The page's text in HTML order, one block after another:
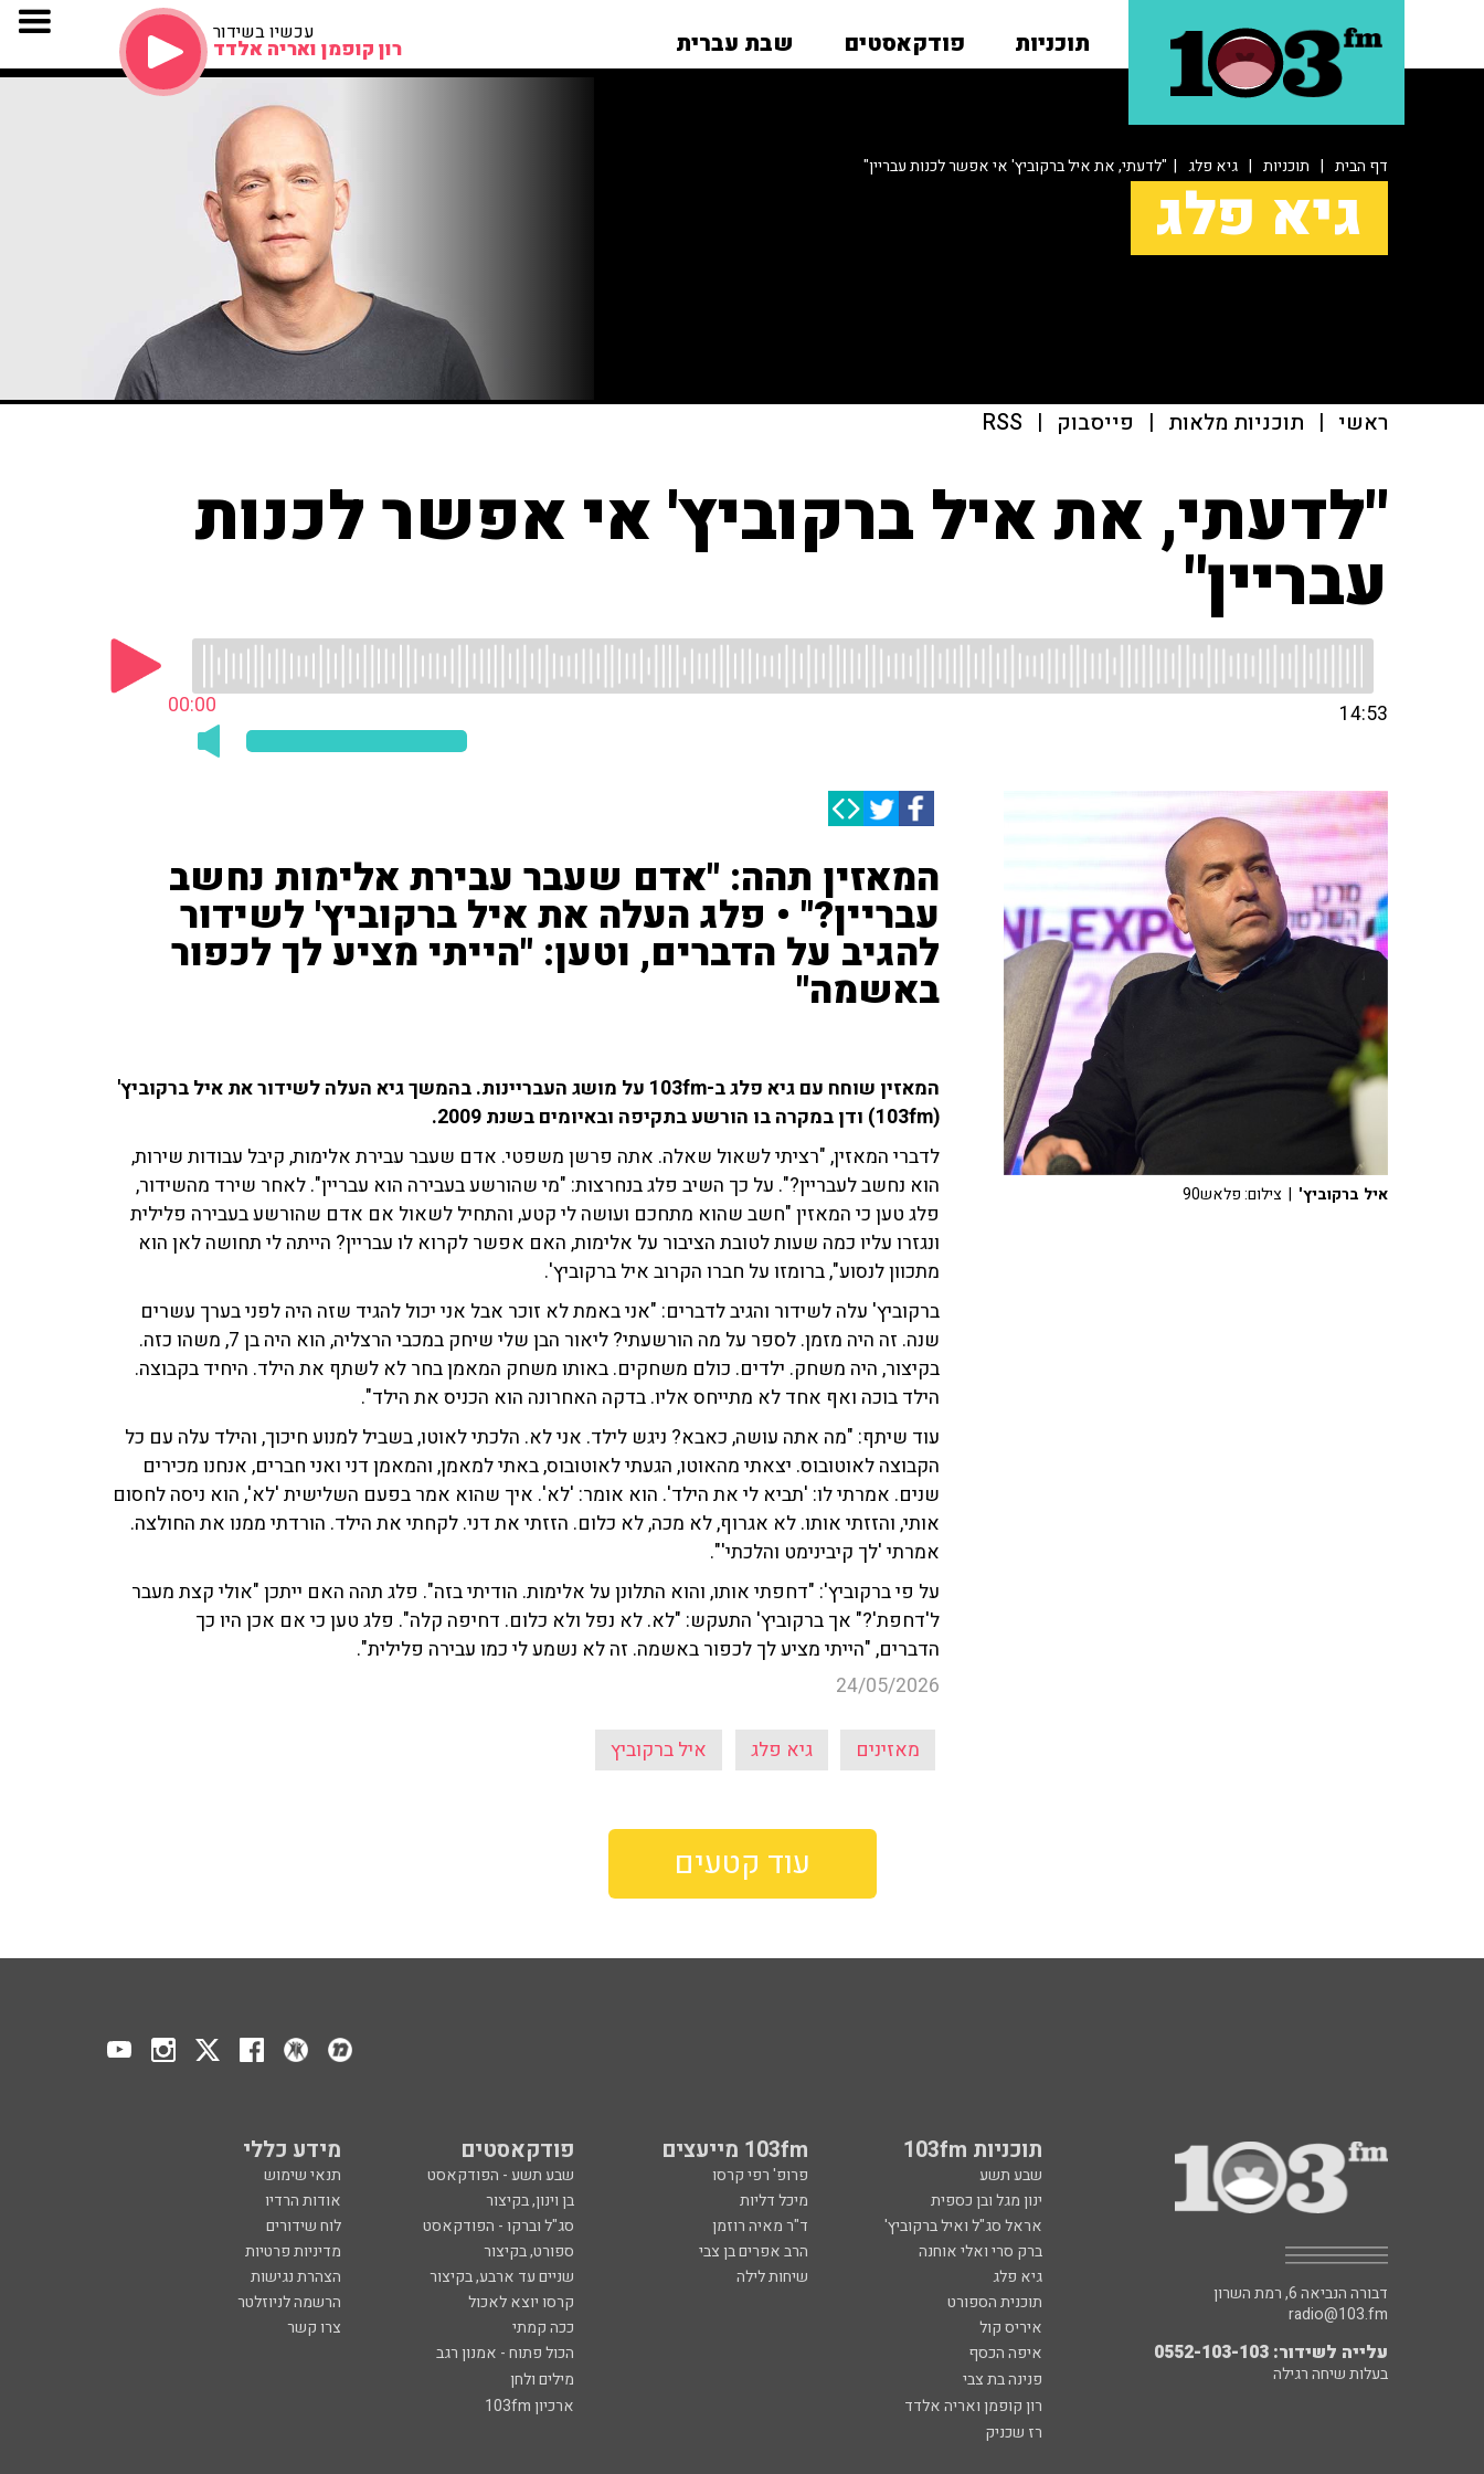
תוכניות פודקאסטים שבת עברית עכשיו בשידור
רון קופמן ואריה אלדד
דף הבית | תוכניות | גיא פלג | "לדעתי, את איל ברקוביץ' אי אפשר לכנות עבריין"
גיא פלג
ראשי | תוכניות מלאות | פייסבוק |
RSS
"לדעתי, את איל ברקוביץ' אי אפשר לכנות
עבריין"
00:00 14:53
המאזין תהה: "אדם שעבר עבירת אלימות נחשב
עבריין?" • פלג העלה את איל ברקוביץ' לשידור
להגיב על הדברים, וטען: "הייתי מציע לך לכפור
באשמה"
המאזין שוחח עם גיא פלג ב-103fm על מושג העבריינות. בהמשך גיא העלה לשידור את איל ברקוביץ'
(103fm) ודן במקרה בו הורשע בתקיפה ובאיומים בשנת 2009.
לדברי המאזין, "רציתי לשאול שאלה. אתה פרשן משפטי. אדם שעבר עבירת אלימות, קיבל עבודות שירות,
הוא נחשב לעבריין?". על כך השיב פלג בנחרצות: "מי שהורשע בעבירה הוא עבריין". לאחר שירד מהשידור,
פלג טען כי המאזין "חשב שהוא מתחכם ועושה לי קטע, והתחיל לשאול אם אדם שהורשע בעבירה פלילית
ונגזרו עליו כמה שעות לטובת הציבור על אלימות, האם אפשר לקרוא לו עבריין? הייתה לי תחושה לאן הוא
מתכוון לנסוע", ברומזו על חברו הקרוב איל ברקוביץ'.
ברקוביץ' עלה לשידור והגיב לדברים: "אני באמת לא זוכר אבל אני יכול להגיד שזה היה לפני בערך עשרים
שנה. זה היה מזמן. לספר על מה הורשעתי? ליאור הבן שלי שיחק במכבי הרצליה, הוא היה בן 7, משהו כזה.
בקיצור, היה משחק. ילדים. כולם משחקים. באותו משחק המאמן בחר לא לשתף את הילד. היחיד בקבוצה.
הילד בוכה ואף אחד לא מתייחס אליו. בדקה האחרונה הוא הכניס את הילד".
עוד שיתף: "מה אתה עושה, כאבא? ניגש לילד. אני לא. הלכתי לאוטו, בשביל למנוע חיכוך, והילד עלה עם כל
הקבוצה לאוטובוס. יצאתי מהאוטו, הגעתי לאוטובוס, באתי למאמן, והמאמן דני ואני חברים, אנחנו מכירים
שנים. אמרתי לו: 'תביא לי את הילד'. הוא אומר: 'לא'. איך שהוא אמר בפעם השלישית 'לא', הוא ניסה לחסום
אותי, והזזתי אותו. לא אגרוף, לא מכה, לא כלום. הזזתי את דני. לקחתי את הילד. הורדתי ממנו את החולצה.
אמרתי 'לך קיבינימט והלכתי'".
על פי ברקוביץ': "דחפתי אותו, והוא התלונן על אלימות. הודיתי בזה". פלג תהה האם ייתכן "אולי קצת מעבר
ל'דחפת'?" אך ברקוביץ' התעקש: "לא. לא נפל ולא כלום. דחיפה קלה". פלג טען כי אם אכן היו כך
הדברים, "הייתי מציע לך לכפור באשמה. זה לא נשמע לי כמו עבירה פלילית".
24/05/2026
מאזינים גיא פלג איל ברקוביץ
איל ברקוביץ' | צילום: פלאש90
עוד קטעים
תוכניות 103fm 103fm מייעצים פודקאסטים מידע כללי
שבע תשע פרופ' רפי קרסו שבע תשע - הפודקאסט
תנאי שימוש
ינון מגל ובן כספית
מיכל דליות בן וינון, בקיצור
אודות הרדיו
אראל סג"ל ואיל ברקוביץ'
ד"ר מאיה רוזמן סג"ל וברקו - הפודקאסט
לוח שידורים
ברק סרי ואלי אוחנה
הרב אפרים בן צבי ספורט, בקיצור
מדיניות פרטיות
גיא פלג
שיחות לילה שניים עד ארבע, בקיצור
הצהרת נגישות
תוכנית הספורט
קרסו יוצא לאכול
הרשמה לניוזלטר
איריס קול
ככה קמתי
צרו קשר
איפה הכסף
הכול פתוח - אמנון רגב
פנינה בת צבי
מילים ולחן
רון קופמן ואריה אלדד
ארכיון 103fm
רז שכניק
דבורה הנביאה 6, רמת השרון
radio@103.fm
עלייה לשידור: 0552-103-103
בעלות שיחה רגילה